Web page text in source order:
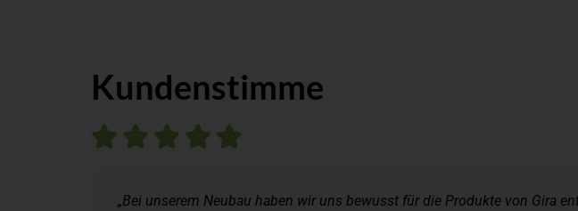
Kundenstimme
„Bei unserem Neubau haben wir uns bewusst für die Produkte von Gira